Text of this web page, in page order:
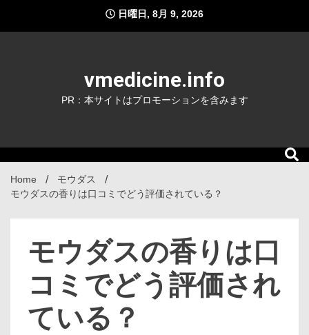
content
日曜日, 8月 9, 2026
vmedicine.info
PR：本サイトはプロモーションを含みます
Home
モウダス
モウダスの香りは口コミでどう評価されている？
モウダスの香りは口
コミでどう評価され
ている？